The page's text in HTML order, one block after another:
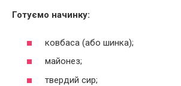
Готуємо начинку:
ковбаса (або шинка);
майонез;
твердий сир;